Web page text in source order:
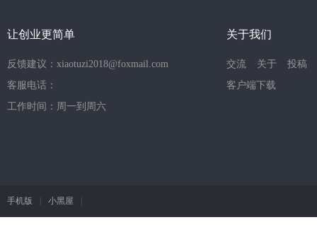
让创业更简单
反馈建议：xiaotuzi2018@foxmail.com
客服电话：
工作时间：周一到周六
关于我们
交流 关于
投稿
客户端下载
手机版 | 小黑屋 |